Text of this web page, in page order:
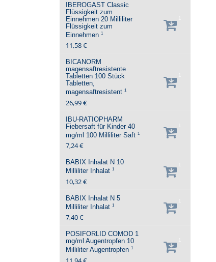
IBEROGAST Classic
Flüssigkeit zum
Einnehmen 20 Milliliter
Flüssigkeit zum
Einnehmen 1
11,58 €
BICANORM
magensaftresistente
Tabletten 100 Stück
Tabletten,
magensaftresistent 1
26,99 €
IBU-RATIOPHARM
Fiebersaft für Kinder 40
mg/ml 100 MilliliterSaft 1
7,24 €
BABIX Inhalat N 10
Milliliter Inhalat 1
10,32 €
BABIX Inhalat N5
Milliliter Inhalat 1
7,40 €
POSIFORLID COMOD 1
mg/ml Augentropfen 10
MilliliterAugentropfen 1